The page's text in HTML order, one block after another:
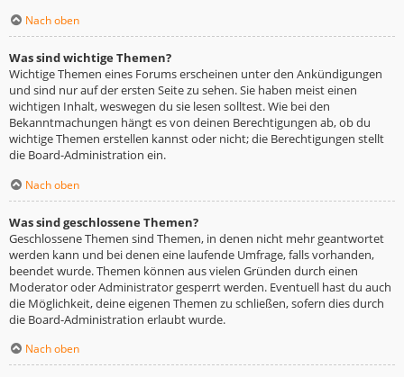
Nach oben
Was sind wichtige Themen?
Wichtige Themen eines Forums erscheinen unter den Ankündigungen
und sind nur auf der ersten Seite zu sehen. Sie haben meist einen
wichtigen Inhalt, weswegen du sie lesen solltest. Wie bei den
Bekanntmachungen hängt es von deinen Berechtigungen ab, ob du
wichtige Themen erstellen kannst oder nicht; die Berechtigungen stellt
die Board-Administration ein.
Nach oben
Was sind geschlossene Themen?
Geschlossene Themen sind Themen, in denen nicht mehr geantwortet
werden kann und bei denen eine laufende Umfrage, falls vorhanden,
beendet wurde. Themen können aus vielen Gründen durch einen
Moderator oder Administrator gesperrt werden. Eventuell hast du auch
die Möglichkeit, deine eigenen Themen zu schließen, sofern dies durch
die Board-Administration erlaubt wurde.
Nach oben